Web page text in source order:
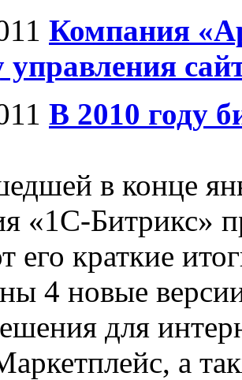
Компания
управления
В 2010 году
в конце
«1С-Битрикс»
его краткие
4 новые
для
а